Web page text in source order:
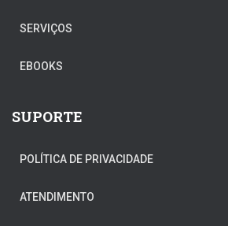
SERVIÇOS
EBOOKS
SUPORTE
POLÍTICA DE PRIVACIDADE
ATENDIMENTO